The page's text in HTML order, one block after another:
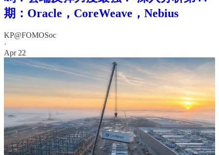
期：Oracle，CoreWeave，Nebius
KP@FOMOSoc
·
Apr 22